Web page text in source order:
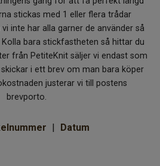
stickas med 1 eller flera trådar
inte har alla garner de använder så
bara stickfastheten så hittar du
från PetiteKnit säljer vi endast som
i ett brev om man bara köper
justerar vi till postens
brevporto.
Datum